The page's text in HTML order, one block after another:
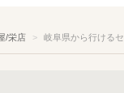
/栄店 岐阜県から行ける